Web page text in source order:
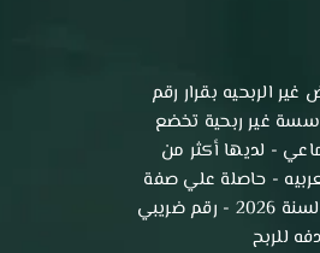
الربحيه بقرار رقم
وهي مؤسسة غير ربحية تخضع
- لديها أكثر من
- حاصلة علي صفة
النفع العام بقرار رقم 366 لسنة 2026 - رقم ضريبي